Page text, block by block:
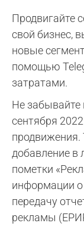
Продвигайте
свой бизнес,
новые
помощью
затратами.
Не забывайте
сентября
продвижения.
добавление
пометки
информации
передачу
рекламы